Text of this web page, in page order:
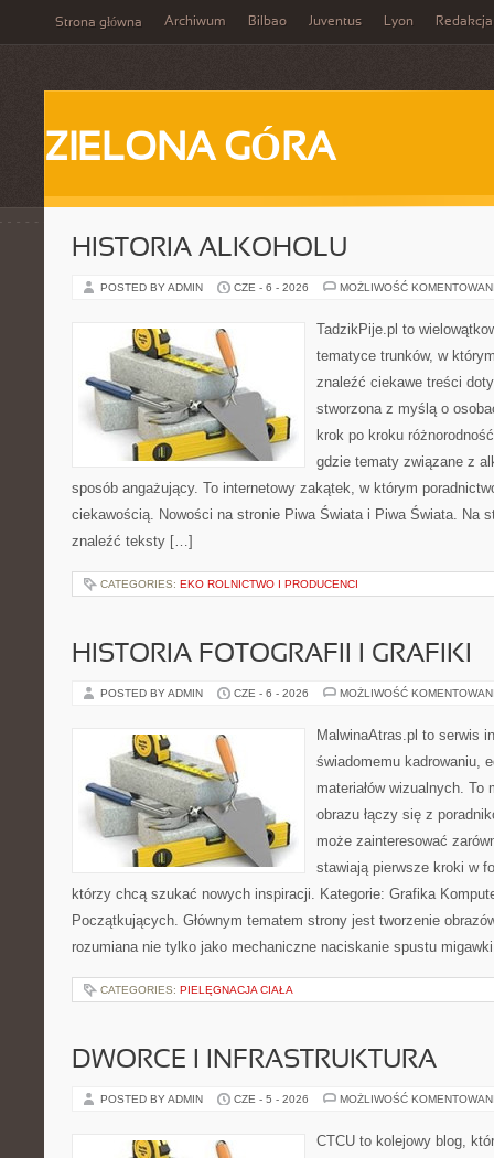
Strona główna Archiwum Bilbao Juventus Lyon Redakcja
ZIELONA GÓRA
HISTORIA ALKOHOLU
POSTED BY ADMIN CZE - 6 - 2026 MOŻLIWOŚĆ
TadzikPije.pl to
tematyce trunków, w
znaleźć ciekawe treści
stworzona z myślą o
krok po kroku
gdzie tematy związane z
sposób angażujący. To internetowy zakątek, w którym
ciekawością. Nowości na stronie Piwa Świata i Piwa Świata. Na
znaleźć teksty […]
CATEGORIES: EKO ROLNICTWO I PRODUCENCI
HISTORIA FOTOGRAFII I GRAFIKI
POSTED BY ADMIN CZE - 6 - 2026 MOŻLIWOŚĆ
MalwinaAtras.pl to serwis
świadomemu kadrowaniu,
materiałów wizualnych.
obrazu łączy się z
może zainteresować
stawiają pierwsze kroki w
którzy chcą szukać nowych inspiracji. Kategorie: Grafika
Początkujących. Głównym tematem strony jest tworzenie
rozumiana nie tylko jako mechaniczne naciskanie spustu
CATEGORIES: PIELĘGNACJA CIAŁA
DWORCE I INFRASTRUKTURA
POSTED BY ADMIN CZE - 5 - 2026 MOŻLIWOŚĆ
CTCU to kolejowy blog,